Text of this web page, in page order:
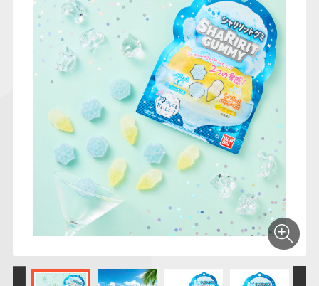
LINK TRAVELERS
仮面ライダーシリー
ズ
プリキュアシリーズ
ガンダムシリーズ
ドラゴンボール
アンパンマン
チョコボックス
キャラパキ
チョコサプ
にふぉるめーしょん
＆スクエアシール
ポケモンキッズ
ポケモンスケールワ